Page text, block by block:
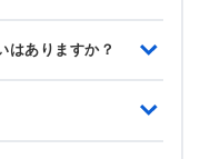
はありますか？